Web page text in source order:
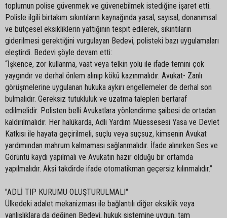
toplumun polise güvenmek ve güvenebilmek istediğine işaret etti.
Polisle ilgili birtakım sıkıntıların kaynağında yasal, sayısal, donanımsal
ve bütçesel eksikliklerin yattığının tespit edilerek, sıkıntıların
giderilmesi gerektiğini vurgulayan Bedevi, polisteki bazı uygulamaları
eleştirdi. Bedevi şöyle devam etti:
“İşkence, zor kullanma, vaat veya telkin yolu ile ifade temini çok
yaygındır ve derhal önlem alınıp kökü kazınmalıdır. Avukat- Zanlı
görüşmelerine uygulanan hukuka aykırı engellemeler de derhal son
bulmalıdır. Gereksiz tutukluluk ve uzatma talepleri bertaraf
edilmelidir. Polisten belli Avukatlara yönlendirme şaibesi de ortadan
kaldırılmalıdır. Her halükarda, Adli Yardım Müessesesi Yasa ve Devlet
Katkısı ile hayata geçirilmeli, suçlu veya suçsuz, kimsenin Avukat
yardımından mahrum kalmaması sağlanmalıdır. İfade alınırken Ses ve
Görüntü kaydı yapılmalı ve Avukatın hazır olduğu bir ortamda
yapılmalıdır. Aksi takdirde ifade otomatikman geçersiz kılınmalıdır.”
"ADLİ TIP KURUMU OLUŞTURULMALI"
Ülkedeki adalet mekanizması ile bağlantılı diğer eksiklik veya
yanlışlıklara da değinen Bedevi, hukuk sistemine uygun, tam